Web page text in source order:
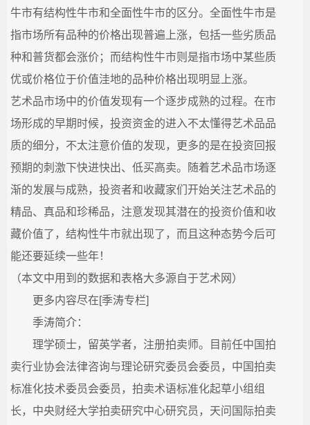
牛市有结构性牛市和全面性牛市的区分。全面性牛市是
指市场所有品种的价格出现普遍上涨，包括一些劣质品
种和普货都会涨价；而结构性牛市则是指市场中某些质
优或价格位于价值洼地的品种价格出现明显上涨。
艺术品市场中的价值发现有一个逐步成熟的过程。在市
场形成的早期时候，投资资金的进入不太懂得艺术品品
质的细分，不太注意价值的发现，更多的是在投资回报
预期的刺激下快进快出、低买高卖。随着艺术品市场逐
渐的发展与成熟，投资者和收藏家们开始关注艺术品的
精品、真品和珍稀品，注意发现其潜在的投资价值和收
藏价值了，结构性牛市就出现了，而且这种态势今后可
能还要延续一些年！
（本文中用到的数据和表格大多源自于艺术网）
更多内容尽在[季涛专栏]
季涛简介：
理学硕士，留英学者，注册拍卖师。目前任中国拍
卖行业协会法律咨询与理论研究委员会委员，中国拍卖
标准化技术委员会委员，拍卖术语标准化起草小组组
长，中央财经大学拍卖研究中心研究员，天问国际拍卖